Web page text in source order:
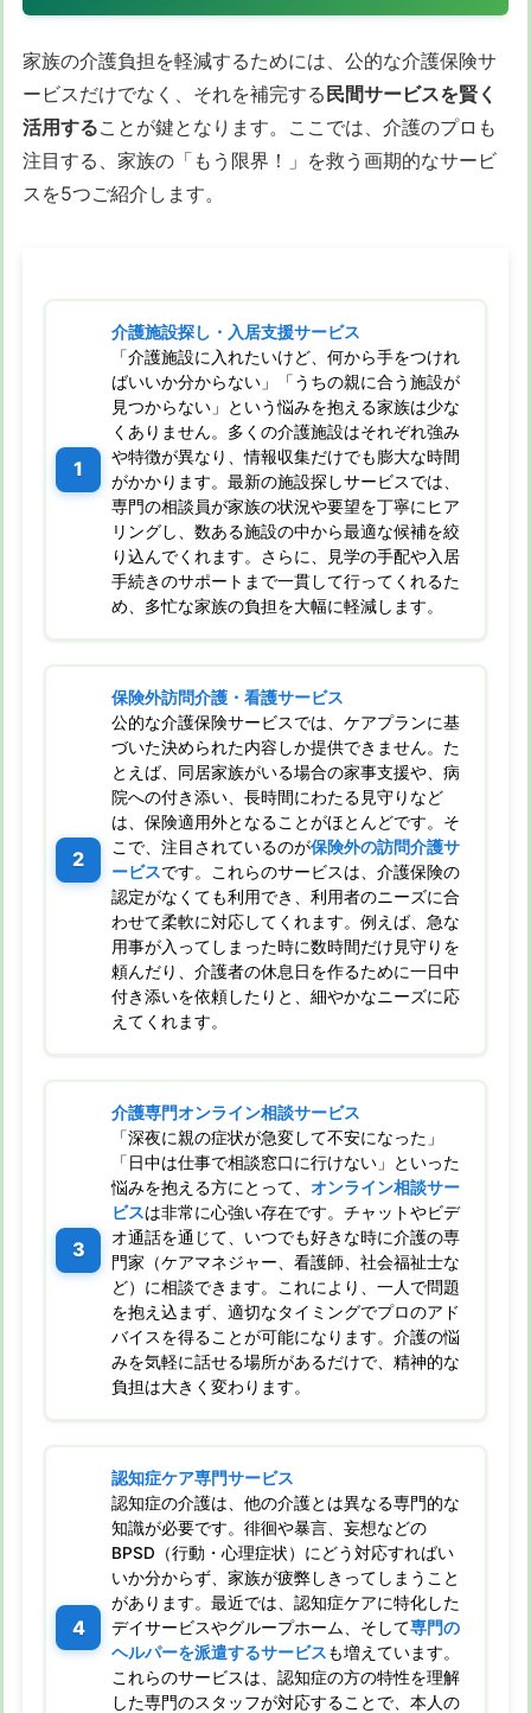
家族の介護負担を軽減するためには、公的な介護保険サ
ービスだけでなく、それを補完する民間サービスを賢く
活用することが鍵となります。ここでは、介護のプロも
注目する、家族の「もう限界！」を救う画期的なサービ
スを5つご紹介します。
介護施設探し・入居支援サービス
「介護施設に入れたいけど、何から手をつけれ
ばいいか分からない」「うちの親に合う施設が
見つからない」という悩みを抱える家族は少な
くありません。多くの介護施設はそれぞれ強み
や特徴が異なり、情報収集だけでも膨大な時間
がかかります。最新の施設探しサービスでは、
専門の相談員が家族の状況や要望を丁寧にヒア
リングし、数ある施設の中から最適な候補を絞
り込んでくれます。さらに、見学の手配や入居
手続きのサポートまで一貫して行ってくれるた
め、多忙な家族の負担を大幅に軽減します。
保険外訪問介護・看護サービス
公的な介護保険サービスでは、ケアプランに基
づいた決められた内容しか提供できません。た
とえば、同居家族がいる場合の家事支援や、病
院への付き添い、長時間にわたる見守りなど
は、保険適用外となることがほとんどです。そ
こで、注目されているのが保険外の訪問介護サ
ービスです。これらのサービスは、介護保険の
認定がなくても利用でき、利用者のニーズに合
わせて柔軟に対応してくれます。例えば、急な
用事が入ってしまった時に数時間だけ見守りを
頼んだり、介護者の休息日を作るために一日中
付き添いを依頼したりと、細やかなニーズに応
えてくれます。
介護専門オンライン相談サービス
「深夜に親の症状が急変して不安になった」
「日中は仕事で相談窓口に行けない」といった
悩みを抱える方にとって、 オンライン相談サー
ビスは非常に心強い存在です。チャットやビデ
オ通話を通じて、いつでも好きな時に介護の専
門家（ケアマネジャー、看護師、社会福祉士な
ど）に相談できます。これにより、一人で問題
を抱え込まず、適切なタイミングでプロのアド
バイスを得ることが可能になります。介護の悩
みを気軽に話せる場所があるだけで、精神的な
負担は大きく変わります。
認知症ケア専門サービス
認知症の介護は、他の介護とは異なる専門的な
知識が必要です。徘徊や暴言、妄想などの
BPSD（行動・心理症状）にどう対応すればい
いか分からず、家族が疲弊しきってしまうこと
があります。最近では、認知症ケアに特化した
デイサービスやグループホーム、そして専門の
ヘルパーを派遣するサービスも増えています。
これらのサービスは、認知症の方の特性を理解
した専門のスタッフが対応することで、本人の